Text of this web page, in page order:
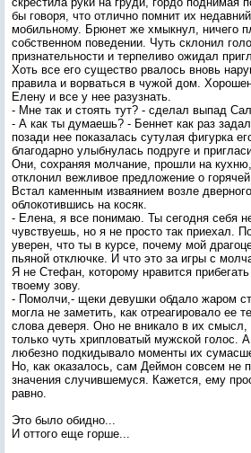
бы говоря, что отлично помнит их
мобильному. Брюнет же хмыкнул, ничего
собственном поведении. Чуть склонил
признательности и терпеливо ожидал
Хоть все его существо рвалось вновь
правила и ворваться в чужой дом.
Елену и все у нее разузнать.
- Мне так и стоять тут? - сделал выпад
- А как ты думаешь? - Беннет как раз
позади нее показалась сутулая фигурка
благодарно улыбнулась подруге и
Они, сохраняя молчание, прошли на
отклонил вежливое предложение о
Встал каменным изваянием возле
облокотившись на косяк.
- Елена, я все понимаю. Ты сегодня себя
чувствуешь, но я не просто так приехал.
уверен, что ты в курсе, почему мой
пьяной отключке. И что это за игры с
Я не Стефан, которому нравится
твоему зову.
- Помолчи,- щеки девушки обдало жаром
могла не заметить, как отреагировало ее
слова деверя. Оно не вникало в их
только чуть хрипловатый мужской голос.
любезно подкидывало моменты их
Но, как оказалось, сам Деймон совсем не
значения случившемуся. Кажется, ему
равно.
Это было обидно...
И оттого еще горше...